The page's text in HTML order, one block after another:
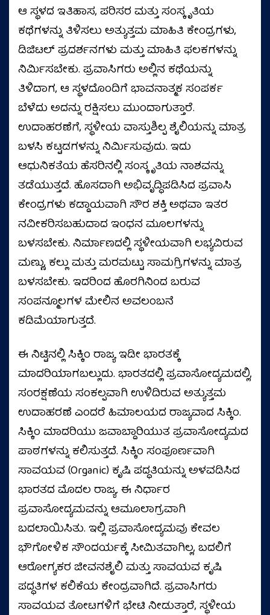
ಆ ಸ್ಥಳದ ಇತಿಹಾಸ, ಪರಿಸರ ಮತ್ತು ಸಂಸ್ಕೃತಿಯ
ಕಥೆಗಳನ್ನು ತಿಳಿಸಲು ಅತ್ಯುತ್ತಮ ಮಾಹಿತಿ ಕೇಂದ್ರಗಳು,
ಡಿಜಿಟಲ್ ಪ್ರದರ್ಶನಗಳು ಮತ್ತು ಮಾಹಿತಿ ಫಲಕಗಳನ್ನು
ನಿರ್ಮಿಸಬೇಕು. ಪ್ರವಾಸಿಗರು ಅಲ್ಲಿನ ಕಥೆಯನ್ನು
ತಿಳಿದಾಗ, ಆ ಸ್ಥಳದೊಂದಿಗೆ ಭಾವನಾತ್ಮಕ ಸಂಪರ್ಕ
ಬೆಳೆದು ಅದನ್ನು ರಕ್ಷಿಸಲು ಮುಂದಾಗುತ್ತಾರೆ.
ಉದಾಹರಣೆಗೆ, ಸ್ಥಳೀಯ ವಾಸ್ತುಶಿಲ್ಪ ಶೈಲಿಯನ್ನು ಮಾತ್ರ
ಬಳಸಿ ಕಟ್ಟಡಗಳನ್ನು ನಿರ್ಮಿಸುವುದು. ಇದು
ಆಧುನಿಕತೆಯ ಹೆಸರಿನಲ್ಲಿ ಸಂಸ್ಕೃತಿಯ ನಾಶವನ್ನು
ತಡೆಯುತ್ತದೆ. ಹೊಸದಾಗಿ ಅಭಿವೃದ್ಧಿಪಡಿಸಿದ ಪ್ರವಾಸಿ
ಕೇಂದ್ರಗಳು ಕಡ್ಡಾಯವಾಗಿ ಸೌರ ಶಕ್ತಿ ಅಥವಾ ಇತರ
ನವೀಕರಿಸಬಹುದಾದ ಇಂಧನ ಮೂಲಗಳನ್ನು
ಬಳಸಬೇಕು. ನಿರ್ಮಾಣದಲ್ಲಿ ಸ್ಥಳೀಯವಾಗಿ ಲಭ್ಯವಿರುವ
ಮಣ್ಣು, ಕಲ್ಲು ಮತ್ತು ಮರಮಟ್ಟು ಸಾಮಗ್ರಿಗಳನ್ನು ಮಾತ್ರ
ಬಳಸಬೇಕು. ಇದರಿಂದ ಹೊರಗಿನಿಂದ ಬರುವ
ಸಂಪನ್ಮೂಲಗಳ ಮೇಲಿನ ಅವಲಂಬನೆ
ಕಡಿಮೆಯಾಗುತ್ತದೆ.
ಈ ನಿಟ್ಟಿನಲ್ಲಿ ಸಿಕ್ಕಿಂ ರಾಜ್ಯ ಇಡೀ ಭಾರತಕ್ಕೆ
ಮಾದರಿಯಾಗಬಲ್ಲುದು. ಭಾರತದಲ್ಲಿ ಪ್ರವಾಸೋದ್ಯಮದಲ್ಲಿ,
ಸಂರಕ್ಷಣೆಯ ಸಂಕಲ್ಪವಾಗಿ ಉಳಿದಿರುವ ಅತ್ಯುತ್ತಮ
ಉದಾಹರಣೆ ಎಂದರೆ ಹಿಮಾಲಯದ ರಾಜ್ಯವಾದ ಸಿಕ್ಕಿಂ.
ಸಿಕ್ಕಿಂ ಮಾದರಿಯು ಜವಾಬ್ದಾರಿಯುತ ಪ್ರವಾಸೋದ್ಯಮದ
ಪಾಠಗಳನ್ನು ಕಲಿಸುತ್ತದೆ. ಸಿಕ್ಕಿಂ ಸಂಪೂರ್ಣವಾಗಿ
ಸಾವಯವ (Organic) ಕೃಷಿ ಪದ್ಧತಿಯನ್ನು ಅಳವಡಿಸಿದ
ಭಾರತದ ಮೊದಲ ರಾಜ್ಯ. ಈ ನಿರ್ಧಾರ
ಪ್ರವಾಸೋದ್ಯಮವನ್ನು ಆಮೂಲಾಗ್ರವಾಗಿ
ಬದಲಾಯಿಸಿತು. ಇಲ್ಲಿ ಪ್ರವಾಸೋದ್ಯಮವು ಕೇವಲ
ಭೌಗೋಳಿಕ ಸೌಂದರ್ಯಕ್ಕೆ ಸೀಮಿತವಾಗಿಲ್ಲ, ಬದಲಿಗೆ
ಆರೋಗ್ಯಕರ ಜೀವನಶೈಲಿ ಮತ್ತು ಸಾವಯವ ಕೃಷಿ
ಪದ್ಧತಿಗಳ ಕಲಿಕೆಯ ಕೇಂದ್ರವಾಗಿದೆ. ಪ್ರವಾಸಿಗರು
ಸಾವಯವ ತೋಟಗಳಿಗೆ ಭೇಟಿ ನೀಡುತ್ತಾರೆ, ಸ್ಥಳೀಯ